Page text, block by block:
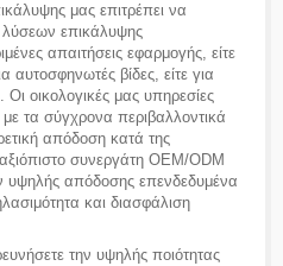
μας επιτρέπει να
επικάλυψης
απαιτήσεις εφαρμογής, είτε
αυτοσφηνωτές βίδες, είτε για
οικολογικές μας υπηρεσίες
τα σύγχρονα περιβαλλοντικά
απόδοση κατά της
συνεργάτη OEM/ODM
υψηλής απόδοσης επενδεδυμένα
και διασφάλιση
την υψηλής ποιότητας